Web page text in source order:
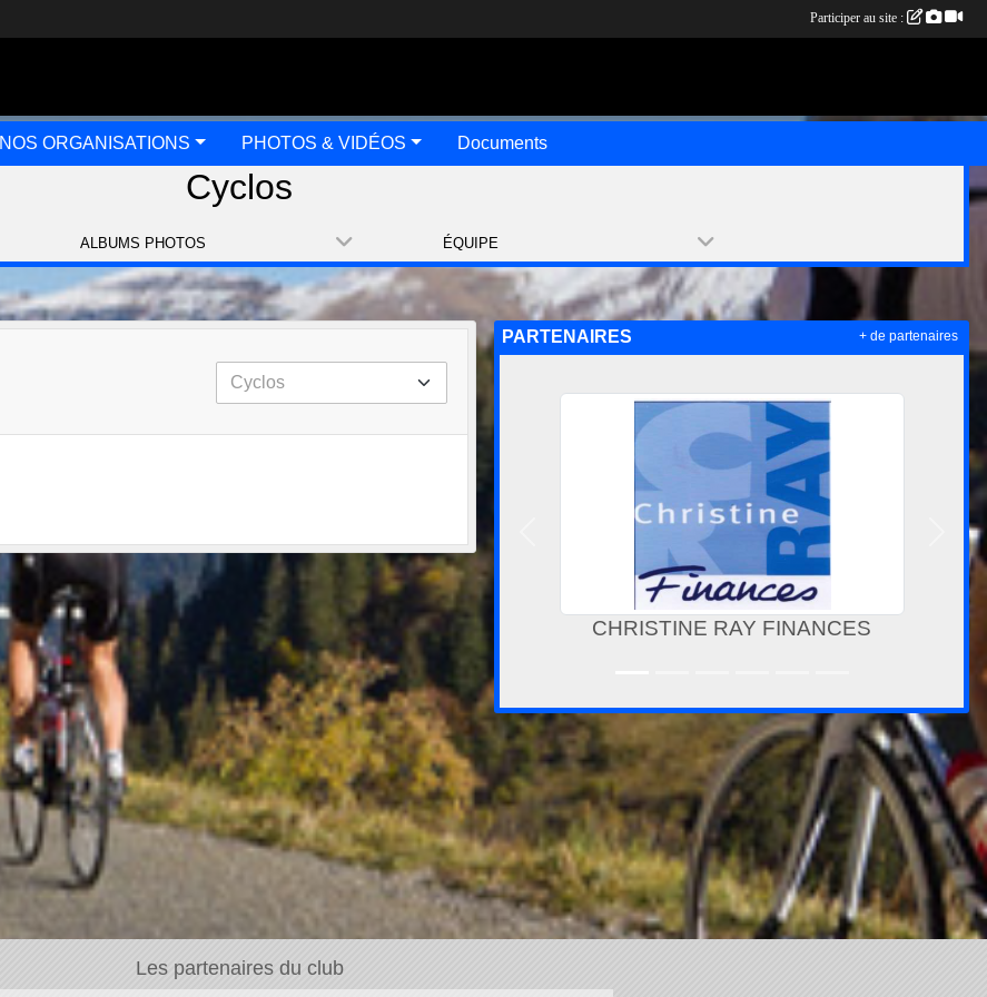
NOS ORGANISATIONS PHOTOS & VIDÉOS Documents
Cyclos
ALBUMS PHOTOS ÉQUIPE
PARTENAIRES
CHRISTINE RAY FINANCES
+ de partenaires
Les partenaires du club
Participer au site :